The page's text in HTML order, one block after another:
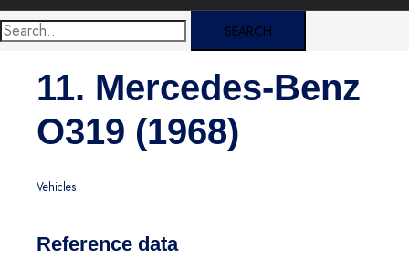
Search:
11. Mercedes-Benz
O319 (1968)
Vehicles
Reference data